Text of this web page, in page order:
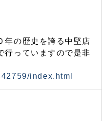
年の歴史を誇る中堅店
行っていますので是非
index.html